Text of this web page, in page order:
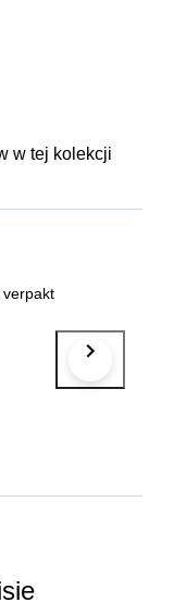
w tej kolekcji